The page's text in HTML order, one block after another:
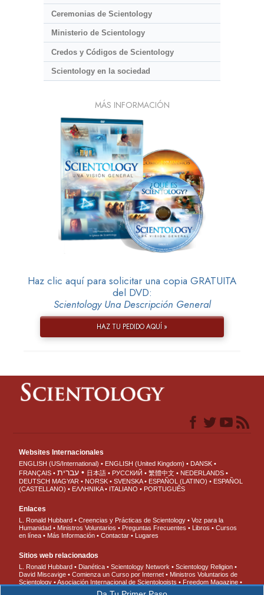
Ceremonias de Scientology
Ministerio de Scientology
Credos y Códigos de Scientology
Scientology en la sociedad
MÁS INFORMACIÓN
Haz clic aquí para solicitar una copia GRATUITA
del DVD:
Scientology Una Descripción General
HAZ TU PEDIDO AQUÍ »
Websites Internacionales
ENGLISH (US/International) ENGLISH (United Kingdom)
DANSK
FRANÇAIS
עברית 日本語 РУССКИЙ 繁體中文
NEDERLANDS
DEUTSCH MAGYAR NORSK SVENSKA ESPAÑOL (LATINO)
ESPAÑOL
(CASTELLANO)
ΕΛΛΗΝΙΚA ITALIANO PORTUGUÊS
Enlaces
L. Ronald Hubbard Creencias y Prácticas de Scientology
Voz para la
Humanidad
Ministros Voluntarios Preguntas Frecuentes Libros
Cursos
en línea
Más Información Contactar Lugares
Sitios web relacionados
L. Ronald Hubbard Dianética Scientology Network
Scientology Religion
David Miscavige
Comienza un Curso por Internet
Ministros Voluntarios de
Scientology
Asociación Internacional de Scientologists
Freedom Magazine
En Apoyo de Un Mundo Sin Drogas